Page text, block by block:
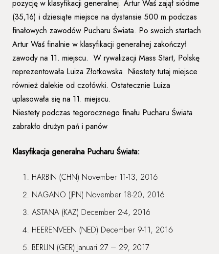
pozycję w klasyfikacji generalnej. Artur Waś zajął siódme
(35,16) i dziesiąte miejsce na dystansie 500 m podczas
finałowych zawodów Pucharu Świata. Po swoich startach
Artur Waś finalnie w klasyfikacji generalnej zakończył
zawody na 11. miejscu. W rywalizacji Mass Start, Polskę
reprezentowała Luiza Złotkowska. Niestety tutaj miejsce
również dalekie od czołówki. Ostatecznie Luiza
uplasowała się na 11. miejscu.
Niestety podczas tegorocznego finału Pucharu Świata
zabrakło drużyn pań i panów
Klasyfikacja generalna Pucharu Świata:
HARBIN (CHN) November 11-13, 2016
NAGANO (JPN) November 18-20, 2016
ASTANA (KAZ) December 2-4, 2016
HEERENVEEN (NED) December 9-11, 2016
BERLIN (GER) Januari 27 – 29, 2017